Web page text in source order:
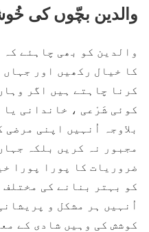
والدین بچّوں کی
والدین کو بھی چاہئے کہ
کا خیال رکھیں اور
کرنا چاہتے ہیں اگر
کوئی شَرْعی ، خاندانی
بلاوجہ اُنہیں اپنی
مجبور نہ کریں بلکہ
ضروریات کا پورا پورا
کو بہتر بنانے کی
اُنہیں ہر مشکل و
کوشش کی وہیں شادی کے